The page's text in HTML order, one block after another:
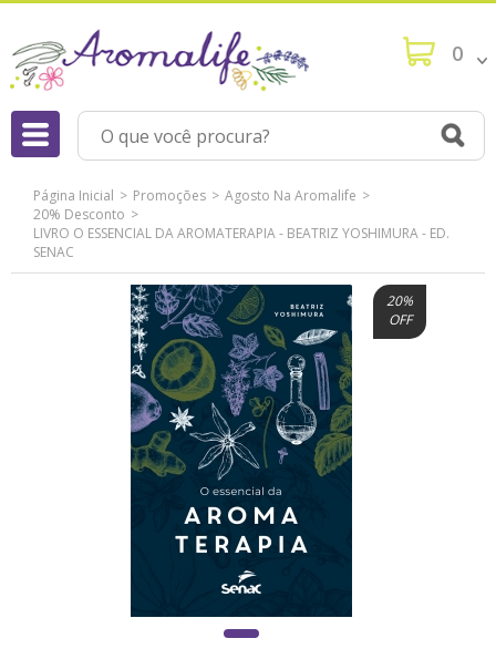
0
Página Inicial Promoções
Agosto Na Aromalife
20% Desconto
LIVRO O ESSENCIAL DA AROMATERAPIA - BEATRIZ YOSHIMURA - ED.
SENAC
20%
OFF